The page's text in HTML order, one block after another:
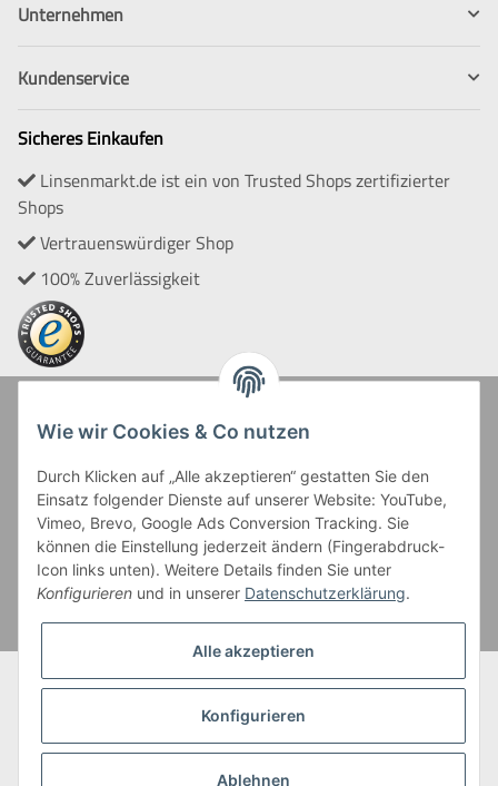
Unternehmen
Kundenservice
Sicheres Einkaufen
Linsenmarkt.de ist ein von Trusted Shops zertifizierter
Shops
Vertrauenswürdiger Shop
100% Zuverlässigkeit
Zahlung und Versand
Kreditkartenzahlungen sowie Kauf auf Rechnung erfolgen
über Paypal Checkout
* Alle Preise inkl. gesetzl. Mehrwertsteuer zzgl. eventueller
Versandkosten, wenn nicht anders beschrieben.
Bei Kontaktlinsen wird der Grundpreis bezogen auf die kleinste Packungs-
und Inhaltsgröße angezeigt.
Wie wir Cookies & Co nutzen
Durch Klicken auf „Alle akzeptieren“ gestatten Sie den
Einsatz folgender Dienste auf unserer Website: YouTube,
Vimeo, Brevo, Google Ads Conversion Tracking. Sie
können die Einstellung jederzeit ändern (Fingerabdruck-
Icon links unten). Weitere Details finden Sie unter
Konfigurieren und in unserer Datenschutzerklärung.
Alle akzeptieren
Konfigurieren
Ablehnen